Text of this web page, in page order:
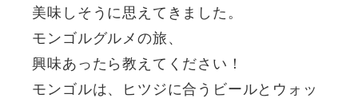
美味しそうに思えてきました。
モンゴルグルメの旅、
興味あったら教えてください！
モンゴルは、ヒツジに合うビールとウォッ